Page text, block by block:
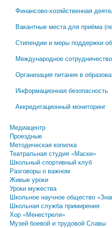
Финансово-хозяйственная
Вакантные места для приёма
Стипендии и меры поддержки
Международное сотрудничество
Организация питания в
Информационная безопасность
Аккредитационный мониторинг
Медиацентр
Проездные
Методическая копилка
Театральная студия «Маски»
Школьный спортивный клуб
Разговоры о важном
Живые уроки
Уроки мужества
Школьное научное общество
Школьная служба примирения
Хор «Менестрели»
Музей боевой и трудовой Славы